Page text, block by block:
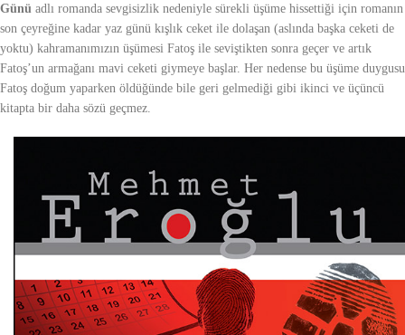
Günü adlı romanda sevgisizlik nedeniyle sürekli üşüme hissettiği için romanın
son çeyreğine kadar yaz günü kışlık ceket ile dolaşan (aslında başka ceketi de
yoktu) kahramanımızın üşümesi Fatoş ile seviştikten sonra geçer ve artık
Fatoş’un armağanı mavi ceketi giymeye başlar. Her nedense bu üşüme duygusu
Fatoş doğum yaparken öldüğünde bile geri gelmediği gibi ikinci ve üçüncü
kitapta bir daha sözü geçmez.